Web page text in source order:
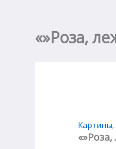
«»Роза,
Картины,